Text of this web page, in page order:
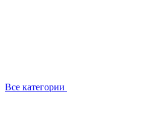
Все категории